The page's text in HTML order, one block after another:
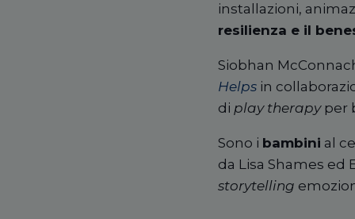
installazioni,
resilienza e il
Siobhan
Helpsin
di play therapy per
Sono i bambini al
da Lisa Shames ed
storytelling